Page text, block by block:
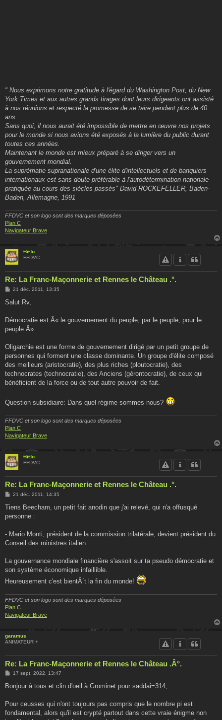
" Nous exprimons notre gratitude à l'égard du Washington Post, du New
York Times et aux autres grands tirages dont leurs dirigeants ont assisté
à nos réunions et respecté la promesse de se taire pendant plus de 40
ans.
Sans quoi, il nous aurait été impossible de mettre en œuvre nos projets
pour le monde si nous avions été exposés à la lumière du public durant
toutes ces années.
Maintenant le monde est mieux préparé à se diriger vers un
gouvernement mondial.
La suprématie supranationale d'une élite d'intellectuels et de banquiers
internationaux est sans doute préférable à l'autodétermination nationale
pratiquée au cours des siècles passés" David ROCKEFELLER, Baden-
Baden, Allemagne, 1991
FFDVC et son logo sont des marques déposées
Plan C
Navigateur Brave
®i©o
FFDVC
Re: La Franc-Maçonnerie et Rennes le Château .°.
M
s
g
21 déc. 2011, 13:35
Salut Rv,
Démocratie est Â« le gouvernement du peuple, par le peuple, pour le
peuple Â».
Oligarchie est une forme de gouvernement dirigé par un petit groupe de
personnes qui forment une classe dominante. Un groupe d'élite composé
des meilleurs (aristocratie), des plus riches (ploutocratie), des
technocrates (technocratie), des Anciens (gérontocratie), de ceux qui
bénéficient de la force ou de tout autre pouvoir de fait.
Question subsidiaire: Dans quel régime sommes nous?
FFDVC et son logo sont des marques déposées
Plan C
Navigateur Brave
®i©o
FFDVC
Re: La Franc-Maçonnerie et Rennes le Château .°.
M
s
a
21 déc. 2011, 14:35
Tiens Beecham, un petit fait anodin que j'ai relevé, qui n'a offusqué
personne :
- Mario Monti, président de la commission trilatérale, devient président du
Conseil des ministres italien.
La gouvernance mondiale financière s'assoit sur ta pseudo démocratie et
son système économique infaillible.
Heureusement c'est bientÃ´t la fin du monde!
FFDVC et son logo sont des marques déposées
Plan C
Navigateur Brave
garamus
ANIMATEUR +
Re: La Franc-Maçonnerie et Rennes le Château .Â°.
M
s
g
17 sept. 2022, 13:47
Bonjour à tous et clin d'oeil à Grominet pour saddai=314,
Pour ceusses qui n'ont toujours pas compris que le nombre pi est
fondamental, alors qu'il est crypté partout dans cette vraie énigme non